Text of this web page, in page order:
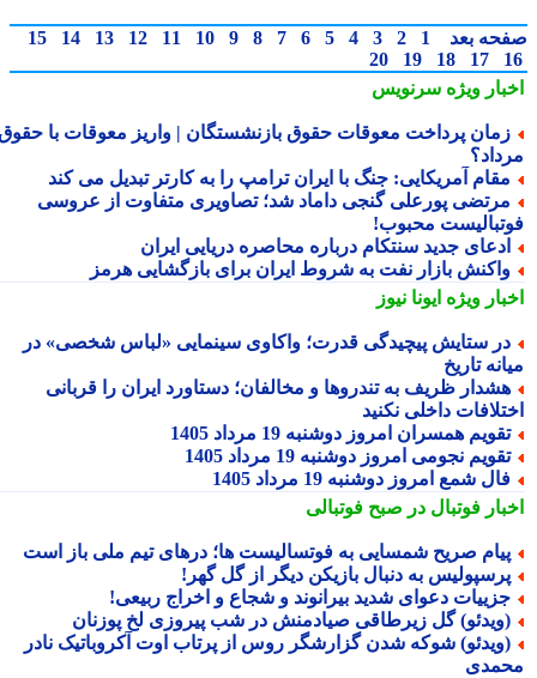
بعد 1
2
3
4
5
6
7
8
9
10
11
12
13
14
15
17
18
19
20
ویژهسرنویس
پرداخت معوقات حقوق بازنشستگان | واریز معوقات با حقوق
آمریکایی: جنگ با ایران ترامپ را به کارتر تبدیل می کند
پورعلی گنجی داماد شد؛ تصاویری متفاوت از عروسی
محبوب!
جدید سنتکام درباره محاصره دریایی ایران
بازار نفت به شروط ایران برای بازگشایی هرمز
ویژهایونا نیوز
ستایش پیچیدگی قدرت؛ واکاوی سینمایی «لباس شخصی» در
تاریخ
ظریف به تندروها و مخالفان؛ دستاورد ایران را قربانی
داخلی نکنید
همسران امروز دوشنبه 19 مرداد 1405
نجومی امروز دوشنبه 19 مرداد 1405
شمع امروز دوشنبه 19 مرداد 1405
فوتبال در صبح فوتبالی
صریح شمسایی به فوتسالیست ها؛ درهای تیم ملی باز است
به دنبال بازیکن دیگر از گل گهر!
دعوای شدید بیرانوند و شجاع و اخراج ربیعی!
گل زیرطاقی صیادمنش در شب پیروزی لخ پوزنان
شوکه شدن گزارشگر روس از پرتاب اوت آکروباتیک نادر